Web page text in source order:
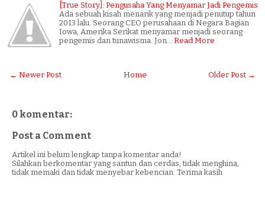
[True Story]: Pengusaha Yang Menyamar Jadi Pengemis
Ada sebuah kisah menarik yang menjadi penutup tahun
2013 lalu. Seorang CEO perusahaan di Negara Bagian
Iowa, Amerika Serikat menyamar menjadi seorang
pengemis dan tunawisma. Jon… Read More
← Newer Post Older Post →
Home
0 komentar:
Post a Comment
Artikel ini belum lengkap tanpa komentar anda!
Silahkan berkomentar yang santun dan cerdas, tidak menghina,
tidak memaki dan tidak menyebar kebencian. Terima kasih